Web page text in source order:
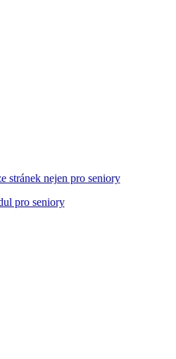
stránek nejen pro seniory